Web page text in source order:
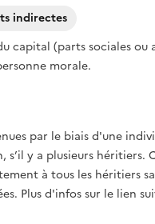
indirectes
capital (parts sociales
morale.
par le biais d'une
y a plusieurs héritiers.
à tous les héritiers
Plus d'infos sur le lien